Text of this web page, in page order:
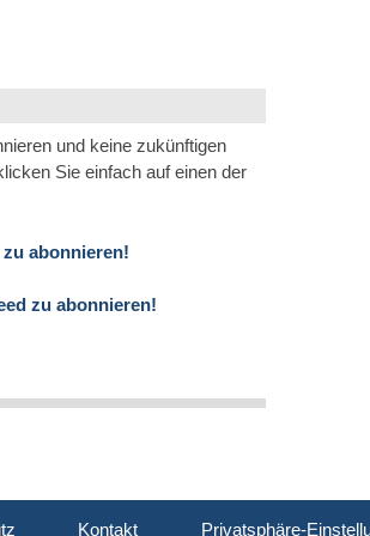
und keine zukünftigen
Sie einfach auf einen der
abonnieren!
zu abonnieren!
Kontakt Privatsphäre-